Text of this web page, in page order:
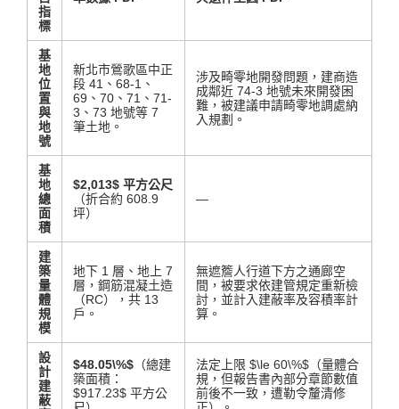
指
標
基
地
位
置
與
地
號
新北市鶯歌區中正
段 41、68-1、
69、70、71、71-
3、73 地號等 7
筆土地 。
涉及畸零地開發問題，建商造
成鄰近 74-3 地號未來開發困
難，被建議申請畸零地調處納
入規劃 。
基
地
總
面
積
$2,013$ 平方公尺
（折合約 608.9
坪）
—
建
築
量
體
規
模
地下 1 層、地上 7
層，鋼筋混凝土造
（RC），共 13
戶 。
無遮簷人行道下方之通廊空
間，被要求依建管規定重新檢
討，並計入建蔽率及容積率計
算 。
設
計
建
蔽
$48.05\%$ （總建
築面積：
$917.23$ 平方公
法定上限 $\le 60\%$ （量體合
規，但報告書內部分章節數值
前後不一致，遭勒令釐清修